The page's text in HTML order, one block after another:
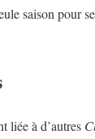
saison pour
liée à d’autres